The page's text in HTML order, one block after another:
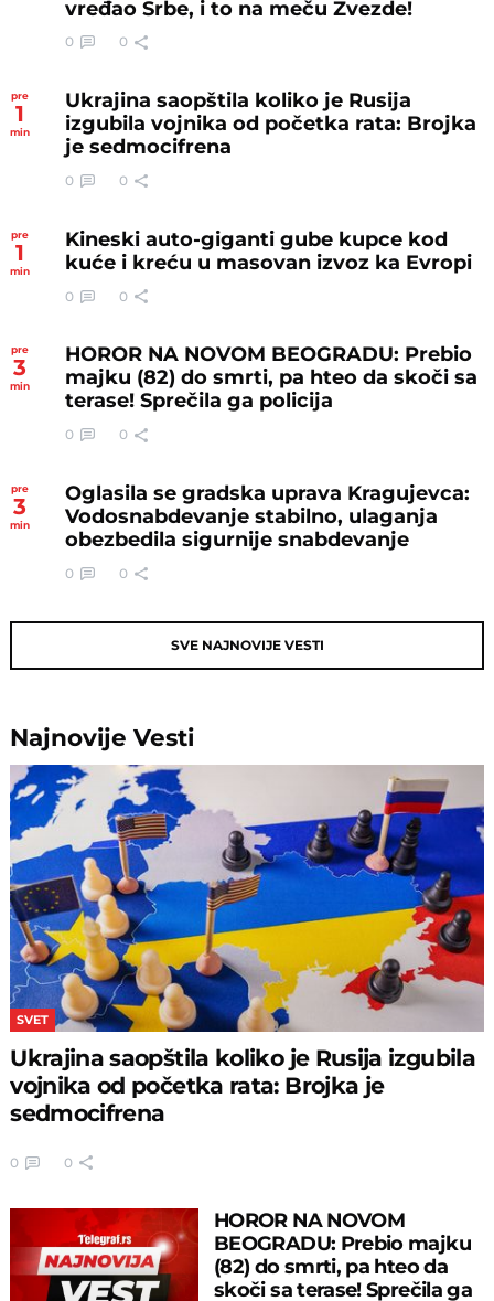
vređao Srbe, i to na meču Zvezde!
0 0
pre
1
min
Ukrajina saopštila koliko je Rusija
izgubila vojnika od početka rata: Brojka
je sedmocifrena
0 0
pre
1
min
Kineski auto-giganti gube kupce kod
kuće i kreću u masovan izvoz ka Evropi
0 0
pre
3
min
HOROR NA NOVOM BEOGRADU: Prebio
majku (82) do smrti, pa hteo da skoči sa
terase! Sprečila ga policija
0 0
pre
3
min
Oglasila se gradska uprava Kragujevca:
Vodosnabdevanje stabilno, ulaganja
obezbedila sigurnije snabdevanje
0 0
SVE NAJNOVIJE VESTI
NajnovijeVesti
SVET
Ukrajina saopštila koliko je Rusija izgubila
vojnika od početka rata: Brojka je
sedmocifrena
0 0
HOROR NA NOVOM
BEOGRADU: Prebio majku
(82) do smrti, pa hteo da
skoči sa terase! Sprečila ga